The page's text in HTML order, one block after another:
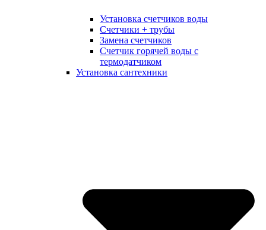
Установка счетчиков воды
Счетчики + трубы
Замена счетчиков
Счетчик горячей воды с
термодатчиком
Установка сантехники